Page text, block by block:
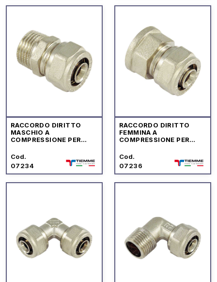
RACCORDO DIRITTO
MASCHIO A
COMPRESSIONE PER
Cod.
07234
RACCORDO DIRITTO
FEMMINA A
COMPRESSIONE PER
Cod.
07236